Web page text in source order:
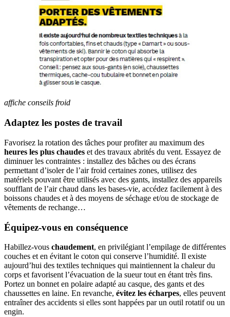
affiche conseils froid
Adaptez les postes de travail
Favorisez la rotation des tâches pour profiter au maximum des
heures les plus chaudes et des travaux abrités du vent. Essayez de
diminuer les contraintes : installez des bâches ou des écrans
permettant d’isoler de l’air froid certaines zones, utilisez des
matériels pouvant être utilisés avec des gants, installez des appareils
soufflant de l’air chaud dans les bases-vie, accédez facilement à des
boissons chaudes et à des moyens de séchage et/ou de stockage de
vêtements de rechange…
Équipez-vous en conséquence
Habillez-vous chaudement, en privilégiant l’empilage de différentes
couches et en évitant le coton qui conserve l’humidité. Il existe
aujourd’hui des textiles techniques qui maintiennent la chaleur du
corps et favorisent l’évacuation de la sueur tout en étant très fins.
Portez un bonnet en polaire adapté au casque, des gants et des
chaussettes en laine. En revanche, évitez les écharpes, elles peuvent
entraîner des accidents si elles sont happées par un outil rotatif ou un
engin.